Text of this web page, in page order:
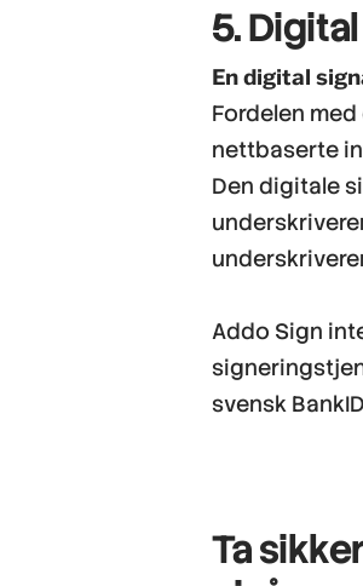
5.
En digital
Fordelen
nettbaserte
Den digitale
Addo Sign
svensk
Ta